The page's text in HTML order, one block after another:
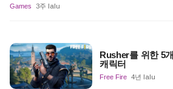
Games 3주 lalu
Rusher를 위한 5
캐릭터
Free Fire 4년 lalu